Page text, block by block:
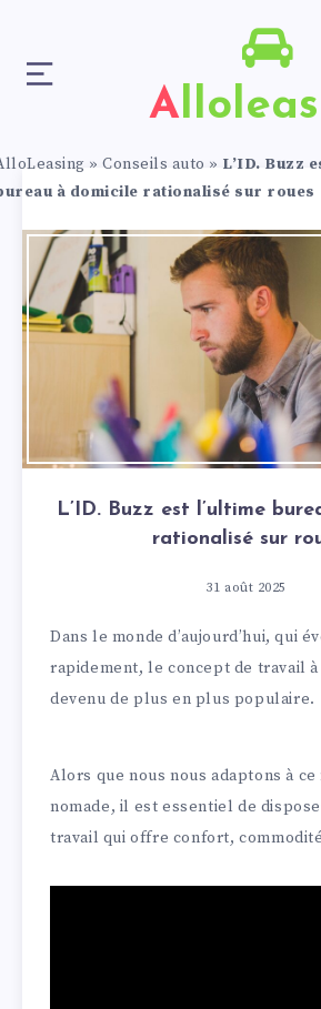
» Conseils auto » L’ID. Buzz
à domicile rationalisé sur roues
L’ID. Buzz est l’ultime
rationalisé sur
31 août 2025
Dans le monde d’aujourd’hui, qui
rapidement, le concept de travail
devenu de plus en plus populaire.
Alors que nous nous adaptons à
nomade, il est essentiel de
travail qui offre confort,